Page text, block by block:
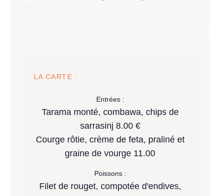
LA CARTE :
Entrées :
Tarama monté, combawa, chips de
sarrasinj 8.00 €
Courge rôtie, crème de feta, praliné et
graine de vourge 11.00
Poissons :
Filet de rouget, compotée d'endives,